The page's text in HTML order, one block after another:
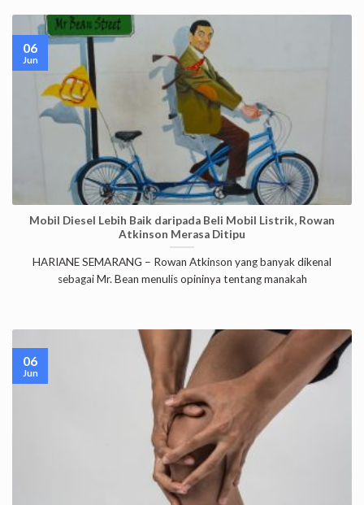
Mobil Diesel Lebih Baik daripada Beli Mobil Listrik, Rowan
Atkinson Merasa Ditipu
HARIANE SEMARANG – Rowan Atkinson yang banyak dikenal
sebagai Mr. Bean menulis opininya tentang manakah
06
Jun
06
Jun